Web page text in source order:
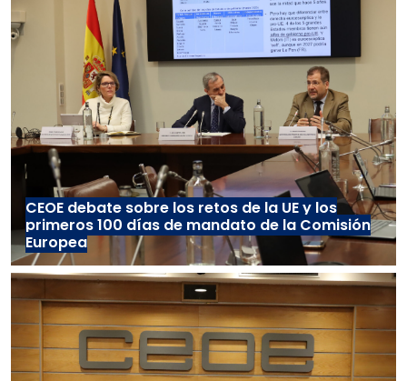
CEOE debate sobre los retos de la UE y los
primeros 100 días de mandato de la Comisión
Europea